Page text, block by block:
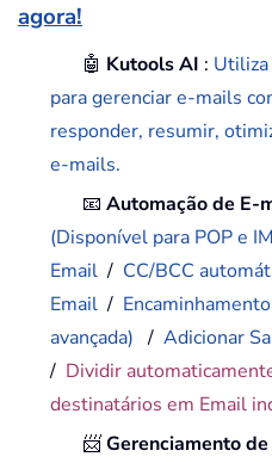
agora!
🤖 Kutools AI : Utiliza
para gerenciar e-mails
responder, resumir,
e-mails.
📧Automação de E-
(Disponível para POP e
Email / CC/BCC
Email /
avançada) /Adicionar
/ Dividir
destinatários em Email
📨Gerenciamento